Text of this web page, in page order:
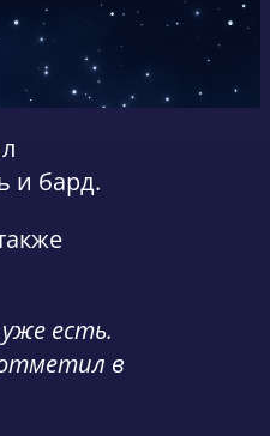
и бард.
есть.
в